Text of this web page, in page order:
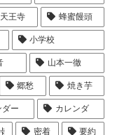
王寺 蜂蜜饅頭
小学校
山本一徹
郷愁 焼き芋
ダー カレンダ
密着 要約